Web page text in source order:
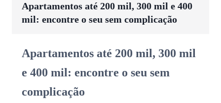
Apartamentos até 200 mil, 300 mil e 400
mil: encontre o seu sem complicação
Apartamentos até 200 mil, 300 mil
e 400 mil: encontre o seu sem
complicação